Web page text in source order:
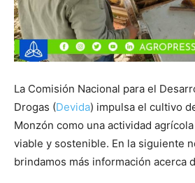
La Comisión Nacional para el
Drogas (Devida) impulsa el cultivo
Monzón como una actividad
viable y sostenible. En la siguiente
brindamos más información acerca